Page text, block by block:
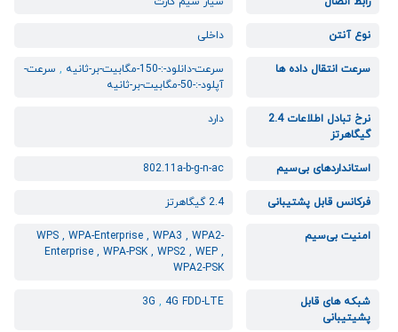
نوع آنتن داخلی
سرعت انتقال داده ها سرعت-دانلود-:-150-مگابیت-بر-ثانیه , سرعت-
آپلود-:-50-مگابیت-بر-ثانیه
نرخ تبادل اطلاعات 2.4
گیگاهرتز
دارد
استانداردهای بی‌سیم 802.11a-b-g-n-ac
فرکانس قابل پشتیبانی 2.4 گیگاهرتز
امنیت بی‌سیم
WPS , WPA-Enterprise , WPA3 , WPA2-
Enterprise , WPA-PSK , WPS2 , WEP ,
WPA2-PSK
شبکه های قابل
پشیتیبانی
3G , 4G FDD-LTE